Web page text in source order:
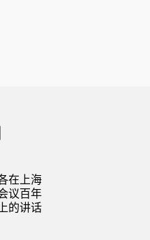
在上海
议百年
的讲话